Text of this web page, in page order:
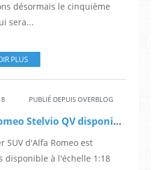
désormais le cinquième
sera...
PLUS
PUBLIÉ DEPUIS OVERBLOG
L'Alfa Romeo Stelvio QV disponible à l'échelle 1:18 chez BBR
SUV d'Alfa Romeo est
disponible à l'échelle 1:18